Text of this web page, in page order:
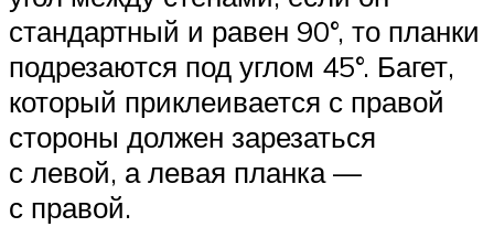
стандартный и равен 90°, то планки
подрезаются под углом 45°. Багет,
который приклеивается с правой
стороны должен зарезаться
с левой, а левая планка —
с правой.